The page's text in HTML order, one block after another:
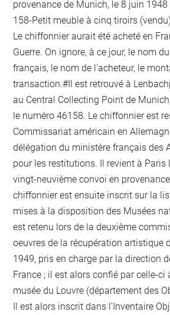
provenance de Munich, le 8 juin 1948
158-Petit meuble à cinq tiroirs
Le chiffonnier aurait été acheté en
Guerre. On ignore, à ce jour, le nom
français, le nom de l'acheteur, le
transaction.#Il est retrouvé à
au Central Collecting Point de
le numéro 46158. Le chiffonnier est
Commissariat américain en
délégation du ministère français des
pour les restitutions. Il revient à Paris
vingt-neuvième convoi en
chiffonnier est ensuite inscrit sur la
mises à la disposition des Musées
est retenu lors de la deuxième
oeuvres de la récupération artistique
1949, pris en charge par la direction
France ; il est alors confié par celle-ci
musée du Louvre (département des
Il est alors inscrit dans l'Inventaire